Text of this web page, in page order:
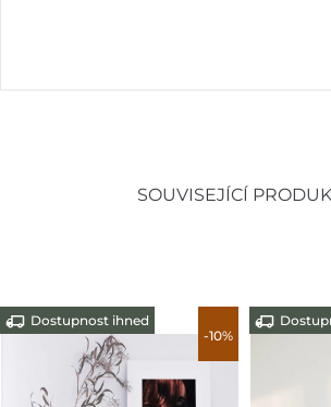
SOUVISEJÍCÍ
Dostupnost ihned